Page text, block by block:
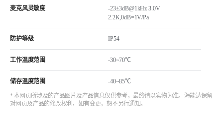
麦克风灵敏度
-23±3dB@1kHz 3.0V
2.2K,0dB=1V/Pa
防护等级 IP54
工作温度范围 -30~70℃
储存温度范围 -40~85℃
* 本网页所涉及的产品图片及产品信息仅供参考，最终请以实物为准。海能达保留
对网页及产品的修改权利，如有变更，恕不另行通知。